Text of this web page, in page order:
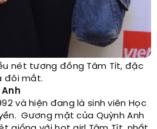
nét tương đồng Tâm Tít, đặc
đôi mắt.
và hiện đang là sinh viên Học
Gương mặt của Quỳnh Anh